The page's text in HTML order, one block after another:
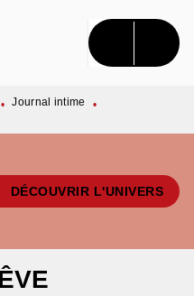
CONTENU
• Journal intime
•
DÉCOUVRIR L'UNIVERS